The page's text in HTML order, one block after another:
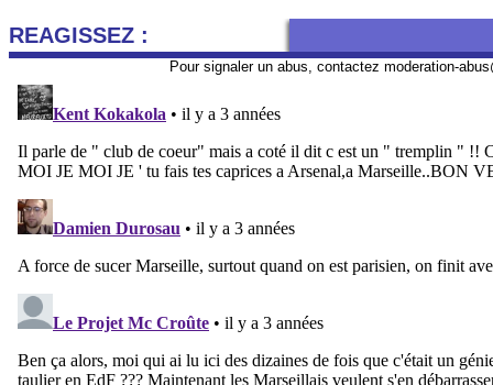
REAGISSEZ :
Pour signaler un abus, contactez moderation-